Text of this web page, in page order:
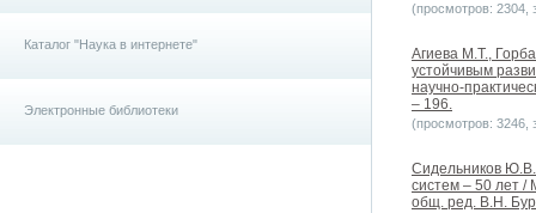
Каталог "Наука в интернете"
Электронные библиотеки
(просмотров: 2304,
Агиева М.Т.,
устойчивым
научно-
– 196.
(просмотров: 3246,
Сидельников Ю.В.
систем – 50 лет /
общ. ред. В.Н.